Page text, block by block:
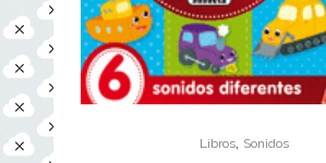
Libros Sonidos